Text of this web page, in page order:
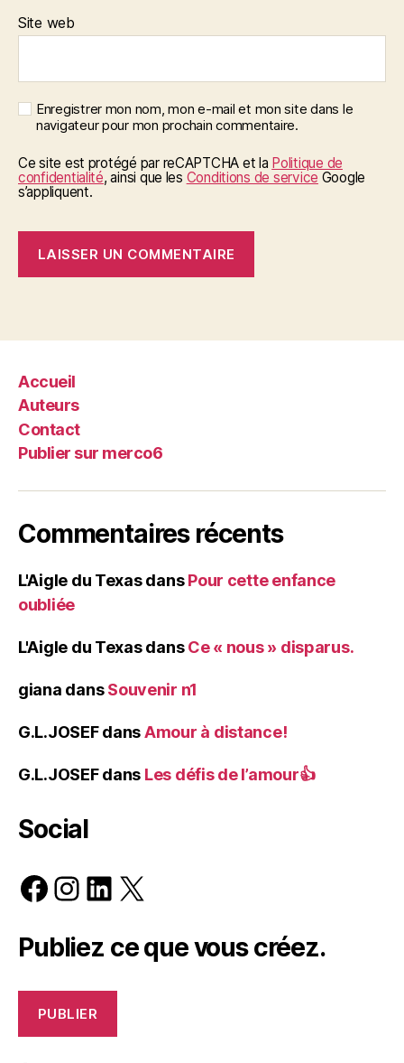
Site web
Enregistrer mon nom, mon e-mail et mon site dans le
navigateur pour mon prochain commentaire.
Ce site est protégé par reCAPTCHA et la Politique de
confidentialité, ainsi que les Conditions de service Google
s’appliquent.
Accueil
Auteurs
Contact
Publier sur merco6
Commentaires récents
L'Aigle du TexasdansPour cette enfance
oubliée
L'Aigle du TexasdansCe « nous » disparus.
giana dansSouvenir n1
G.L.JOSEFdansAmour à distance!
G.L.JOSEFdans Les défis de l’amour👍
Social
Facebook
Instagram
LinkedIn
X
Publiez ce que vous créez.
PUBLIER